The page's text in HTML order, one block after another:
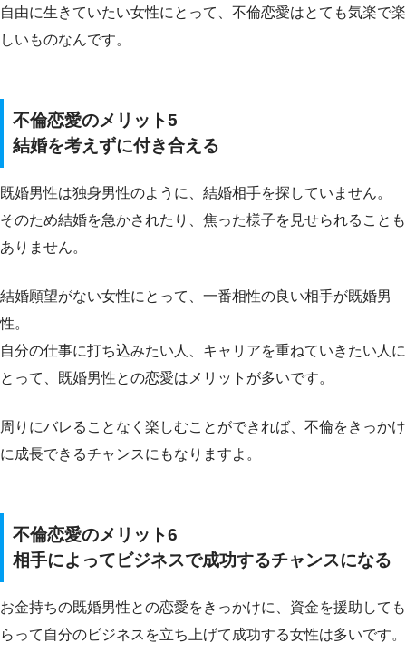
自由に生きていたい女性にとって、不倫恋愛はとても気楽で楽
しいものなんです。
不倫恋愛のメリット5
結婚を考えずに付き合える
既婚男性は独身男性のように、結婚相手を探していません。
そのため結婚を急かされたり、焦った様子を見せられることも
ありません。
結婚願望がない女性にとって、一番相性の良い相手が既婚男
性。
自分の仕事に打ち込みたい人、キャリアを重ねていきたい人に
とって、既婚男性との恋愛はメリットが多いです。
周りにバレることなく楽しむことができれば、不倫をきっかけ
に成長できるチャンスにもなりますよ。
不倫恋愛のメリット6
相手によってビジネスで成功するチャンスになる
お金持ちの既婚男性との恋愛をきっかけに、資金を援助しても
らって自分のビジネスを立ち上げて成功する女性は多いです。